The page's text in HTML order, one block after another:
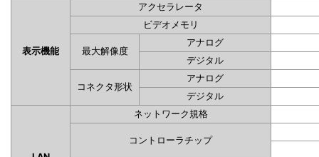
表示機能
アクセラレータ
ビデオメモリ
最大解像度
アナログ
デジタル
コネクタ形状
アナログ
デジタル
ネットワーク規格
コントローラチップ